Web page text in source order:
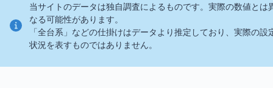
当サイトのデータは独自調査によるものです。実際の数値とは
なる可能性があります。
「全台系」などの仕掛けはデータより推定しており、実際の設
状況を表すものではありません。